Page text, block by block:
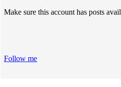
Make sure this account has posts
Follow me